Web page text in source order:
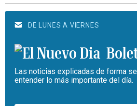
DE LUNES A VIERNES
Las noticias explicadas de forma
entender lo más importante del día.